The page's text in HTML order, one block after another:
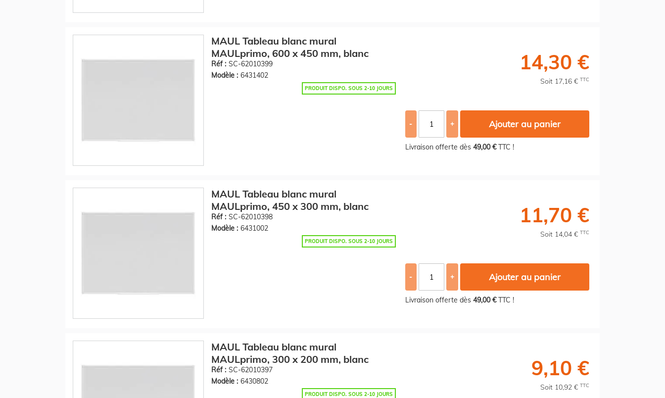
MAUL Tableau blanc mural
MAULprimo, 600 x 450 mm, blanc
Réf : SC-62010399
Modèle : 6431402
PRODUIT DISPO. SOUS 2-10 JOURS
14,30 €
Soit 17,16 € TTC
- + Ajouter au panier
Livraison offerte dès 49,00 €TTC !
MAUL Tableau blanc mural
MAULprimo, 450 x 300 mm, blanc
Réf : SC-62010398
Modèle : 6431002
PRODUIT DISPO. SOUS 2-10 JOURS
11,70 €
Soit 14,04 € TTC
- + Ajouter au panier
Livraison offerte dès 49,00 €TTC !
MAUL Tableau blanc mural
MAULprimo, 300 x 200 mm, blanc
Réf : SC-62010397
Modèle : 6430802
PRODUIT DISPO. SOUS 2-10 JOURS
9,10 €
Soit 10,92 € TTC